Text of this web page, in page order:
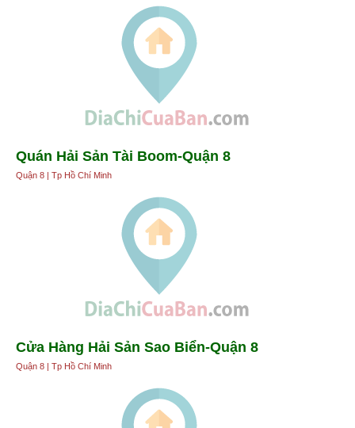
Quán Hải Sản Tài Boom-Quận 8
Quận 8 | Tp Hồ Chí Minh
Cửa Hàng Hải Sản Sao Biển-Quận 8
Quận 8 | Tp Hồ Chí Minh